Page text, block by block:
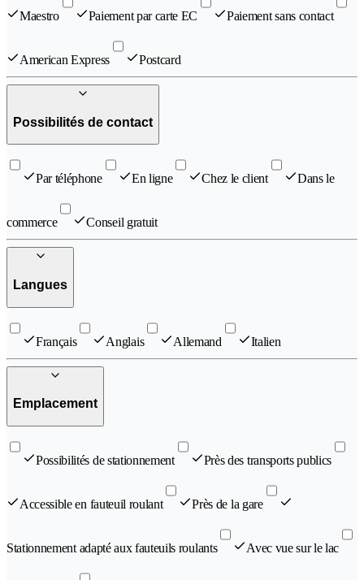
Maestro Paiement par carte EC Paiement sans contact
American Express Postcard
Possibilités de contact
Par téléphone En ligne Chez le client Dans le
commerce Conseil gratuit
Langues
Français Anglais Allemand Italien
Emplacement
Possibilités de stationnement Près des transports publics
Accessible en fauteuil roulant Près de la gare
Stationnement adapté aux fauteuils roulants Avec vue sur le lac